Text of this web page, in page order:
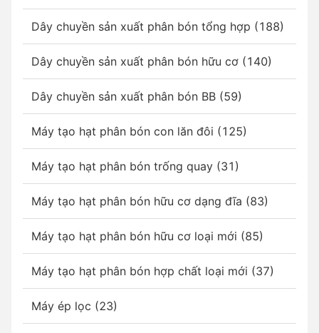
Dây chuyền sản xuất phân bón tổng hợp (188)
Dây chuyền sản xuất phân bón hữu cơ (140)
Dây chuyền sản xuất phân bón BB (59)
Máy tạo hạt phân bón con lăn đôi (125)
Máy tạo hạt phân bón trống quay (31)
Máy tạo hạt phân bón hữu cơ dạng đĩa (83)
Máy tạo hạt phân bón hữu cơ loại mới (85)
Máy tạo hạt phân bón hợp chất loại mới (37)
Máy ép lọc (23)